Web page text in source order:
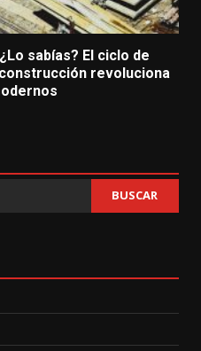
sabías? El ciclo de
revoluciona
BUSCAR